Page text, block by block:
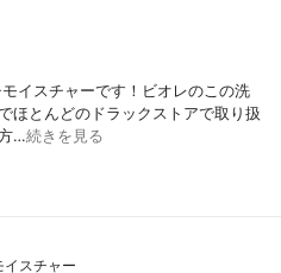
イスチャーです！ビオレのこの洗
ほとんどのドラックストアで取り扱
…続きを見る
イスチャー